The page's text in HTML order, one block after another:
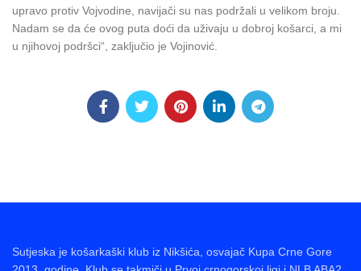
upravo protiv Vojvodine, navijači su nas podržali u velikom broju.
Nadam se da će ovog puta doći da uživaju u dobroj košarci, a mi
u njihovoj podršci“, zaključio je Vojinović.
Sutjeska je košarkaški klub iz Nikšića, osvajač Kupa Crne Gore